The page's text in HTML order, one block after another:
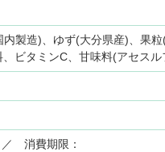
製造)、ゆず(大分県産)、果
ビタミンC、甘味料(アセスル
消費期限：